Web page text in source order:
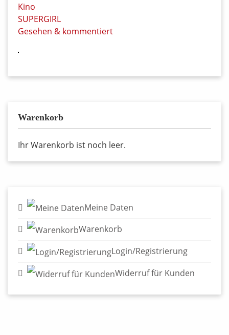
Kino
SUPERGIRL
Gesehen & kommentiert
Warenkorb
Ihr Warenkorb ist noch leer.
Meine Daten
Warenkorb
Login/Registrierung
Widerruf für Kunden